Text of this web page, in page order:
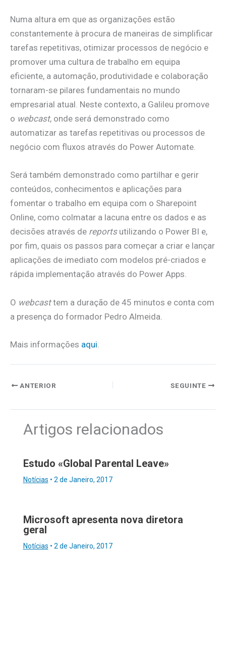
Numa altura em que as organizações estão
constantemente à procura de maneiras de simplificar
tarefas repetitivas, otimizar processos de negócio e
promover uma cultura de trabalho em equipa
eficiente, a automação, produtividade e colaboração
tornaram-se pilares fundamentais no mundo
empresarial atual. Neste contexto, a Galileu promove
o webcast, onde será demonstrado como
automatizar as tarefas repetitivas ou processos de
negócio com fluxos através do Power Automate.
Será também demonstrado como partilhar e gerir
conteúdos, conhecimentos e aplicações para
fomentar o trabalho em equipa com o Sharepoint
Online, como colmatar a lacuna entre os dados e as
decisões através de reportsutilizando o Power BI e,
por fim, quais os passos para começar a criar e lançar
aplicações de imediato com modelos pré-criados e
rápida implementação através do Power Apps.
O webcasttem a duração de 45 minutos e conta com
a presença do formador Pedro Almeida.
Mais informações aqui
ANTERIOR SEGUINTE
Artigos relacionados
Estudo «Global Parental Leave»
Notícias • 2 de Janeiro, 2017
Microsoft apresenta nova diretora
geral
Notícias • 2 de Janeiro, 2017